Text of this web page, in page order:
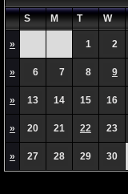
S M T W
» 1 2
» 6 7 8 9
» 13 14 15 16
» 20 21 22 23
» 27 28 29 30